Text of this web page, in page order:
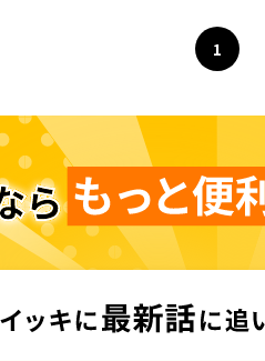
ページ
1
へ